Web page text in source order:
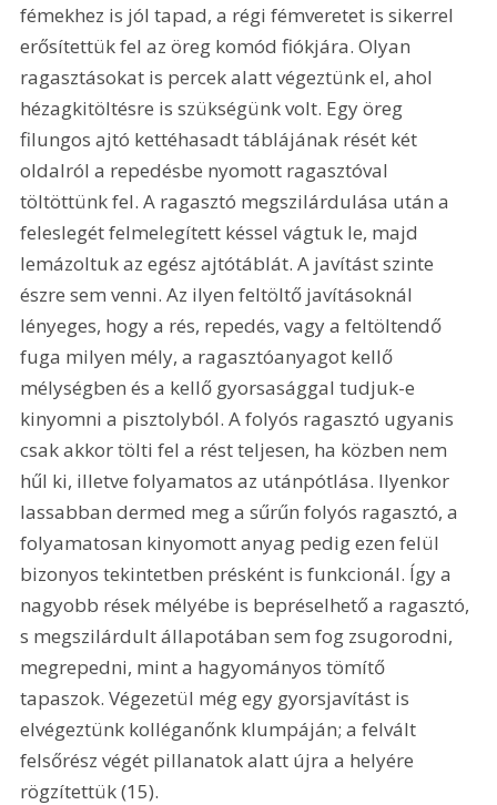
fémekhez is jól tapad, a régi fémveretet is sikerrel
erősítettük fel az öreg komód fiókjára. Olyan
ragasztásokat is percek alatt végeztünk el, ahol
hézagkitöltésre is szükségünk volt. Egy öreg
filungos ajtó kettéhasadt táblájának rését két
oldalról a repedésbe nyomott ragasztóval
töltöttünk fel. A ragasztó megszilárdulása után a
feleslegét felmelegített késsel vágtuk le, majd
lemázoltuk az egész ajtótáblát. A javítást szinte
észre sem venni. Az ilyen feltöltő javításoknál
lényeges, hogy a rés, repedés, vagy a feltöltendő
fuga milyen mély, a ragasztóanyagot kellő
mélységben és a kellő gyorsasággal tudjuk-e
kinyomni a pisztolyból. A folyós ragasztó ugyanis
csak akkor tölti fel a rést teljesen, ha közben nem
hűl ki, illetve folyamatos az utánpótlása. Ilyenkor
lassabban dermed meg a sűrűn folyós ragasztó, a
folyamatosan kinyomott anyag pedig ezen felül
bizonyos tekintetben présként is funkcionál. Így a
nagyobb rések mélyébe is bepréselhető a ragasztó,
s megszilárdult állapotában sem fog zsugorodni,
megrepedni, mint a hagyományos tömítő
tapaszok. Végezetül még egy gyorsjavítást is
elvégeztünk kolléganőnk klumpáján; a felvált
felsőrész végét pillanatok alatt újra a helyére
rögzítettük (15).